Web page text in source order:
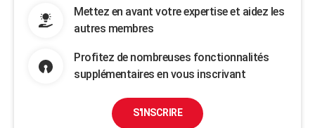
Mettez en avant votre expertise et aidez les
autres membres
Profitez de nombreuses fonctionnalités
supplémentaires en vous inscrivant
S'INSCRIRE